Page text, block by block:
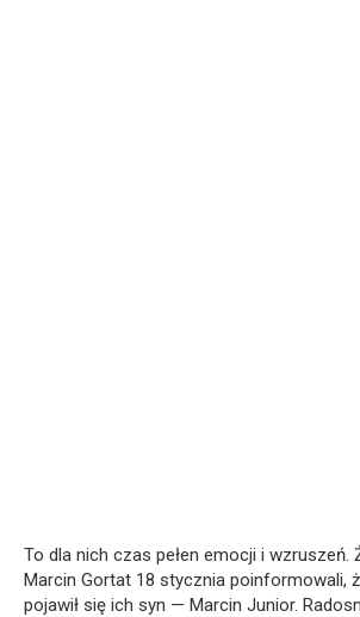
To dla nich czas pełen emocji i wzruszeń.
Marcin Gortat 18 stycznia poinformowali,
pojawił się ich syn — Marcin Junior.